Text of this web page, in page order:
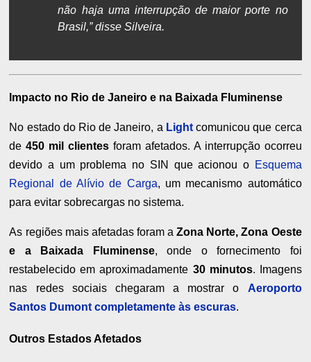
não haja uma interrupção de maior porte no
Brasil,” disse Silveira.
Impacto no Rio de Janeiro e na Baixada Fluminense
No estado do Rio de Janeiro, a Lightcomunicou que cerca
de450 mil clientes foram afetados. A interrupção ocorreu
devido a um problema no SIN que acionou o Esquema
Regional de Alívio de Carga, um mecanismo automático
para evitar sobrecargas no sistema.
As regiões mais afetadas foram aZona Norte, Zona Oeste
e a Baixada Fluminense, onde o fornecimento foi
restabelecido em aproximadamente 30 minutos. Imagens
nas redes sociais chegaram a mostrar o Aeroporto
Santos Dumont completamente às escuras.
Outros Estados Afetados